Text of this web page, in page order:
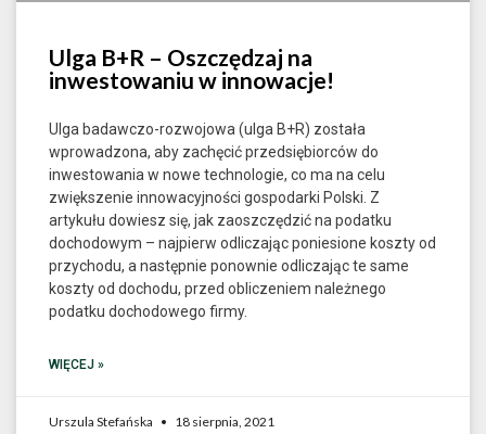
Ulga B+R – Oszczędzaj na
inwestowaniu w innowacje!
Ulga badawczo-rozwojowa (ulga B+R) została
wprowadzona, aby zachęcić przedsiębiorców do
inwestowania w nowe technologie, co ma na celu
zwiększenie innowacyjności gospodarki Polski. Z
artykułu dowiesz się, jak zaoszczędzić na podatku
dochodowym – najpierw odliczając poniesione koszty od
przychodu, a następnie ponownie odliczając te same
koszty od dochodu, przed obliczeniem należnego
podatku dochodowego firmy.
WIĘCEJ »
Urszula Stefańska 18 sierpnia, 2021